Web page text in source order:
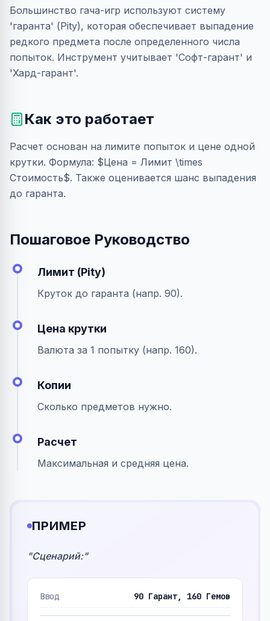
Большинство гача-игр используют систему
'гаранта' (Pity), которая обеспечивает выпадение
редкого предмета после определенного числа
попыток. Инструмент учитывает 'Софт-гарант' и
'Хард-гарант'.
Как это работает
Расчет основан на лимите попыток и цене одной
крутки. Формула: $Цена = Лимит \times
Стоимость$. Также оценивается шанс выпадения
до гаранта.
Пошаговое Руководство
Лимит (Pity)
Круток до гаранта (напр. 90).
Цена крутки
Валюта за 1 попытку (напр. 160).
Копии
Сколько предметов нужно.
Расчет
Максимальная и средняя цена.
ПРИМЕР
"Сценарий:"
Ввод 90 Гарант, 160 Гемов